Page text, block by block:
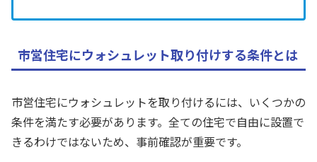
市営住宅にウォシュレット取り付けする条件とは
市営住宅にウォシュレットを取り付けるには、いくつかの
条件を満たす必要があります。全ての住宅で自由に設置で
きるわけではないため、事前確認が重要です。